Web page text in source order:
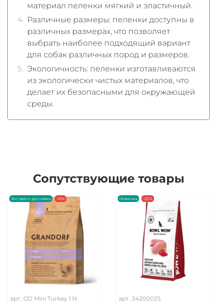
материал пеленки мягкий и эластичный.
Различные размеры: пеленки доступны в
различных размерах, что позволяет
выбрать наиболее подходящий вариант
для собак различных пород и размеров.
Экологичность: пеленки изготавливаются
из экологически чистых материалов, что
делает их безопасными для окружающей
среды.
Сопутствующие товары
Экспресс-доставка -10%
арт. GD Mini Turkey 1 N
Новинка -25%
арт. 34200025